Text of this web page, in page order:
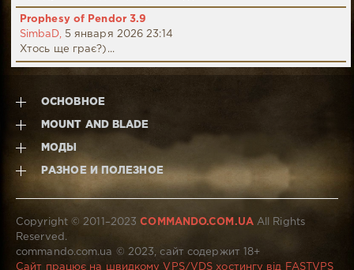
Prophesy of Pendor 3.9
SimbaD,
5 января 2026 23:14
Хтось ще грає?)...
ОСНОВНОЕ
MOUNT AND BLADE
МОДЫ
РАЗНОЕ И ПОЛЕЗНОЕ
Copyright © 2011–2023COMMANDO.COM.UAAll Rights
Reserved.
commando.com.ua © 2023, сайт содержит 18+
Сайт працює на швидкому VPS/VDS хостингу від FASTVPS